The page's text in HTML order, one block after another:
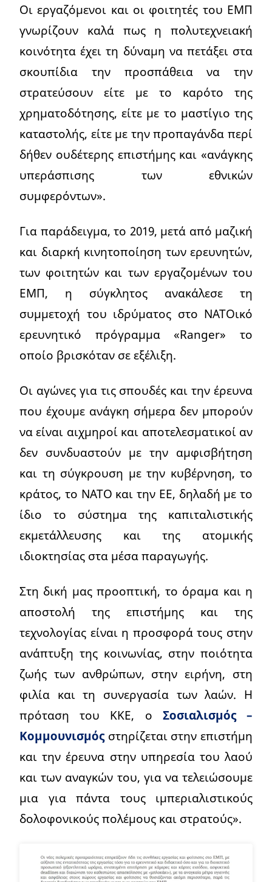
Οι εργαζόμενοι και οι φοιτητές του ΕΜΠ
γνωρίζουν καλά πως η πολυτεχνειακή
κοινότητα έχει τη δύναμη να πετάξει στα
σκουπίδια την προσπάθεια να την
στρατεύσουν είτε με το καρότο της
χρηματοδότησης, είτε με το μαστίγιο της
καταστολής, είτε με την προπαγάνδα περί
δήθεν ουδέτερης επιστήμης και «ανάγκης
υπεράσπισης των εθνικών
συμφερόντων».
Για παράδειγμα, το 2019, μετά από μαζική
και διαρκή κινητοποίηση των ερευνητών,
των φοιτητών και των εργαζομένων του
ΕΜΠ, η σύγκλητος ανακάλεσε τη
συμμετοχή του ιδρύματος στο ΝΑΤΟικό
ερευνητικό πρόγραμμα «Ranger» το
οποίο βρισκόταν σε εξέλιξη.
Οι αγώνες για τις σπουδές και την έρευνα
που έχουμε ανάγκη σήμερα δεν μπορούν
να είναι αιχμηροί και αποτελεσματικοί αν
δεν συνδυαστούν με την αμφισβήτηση
και τη σύγκρουση με την κυβέρνηση, το
κράτος, το ΝΑΤΟ και την ΕΕ, δηλαδή με το
ίδιο το σύστημα της καπιταλιστικής
εκμετάλλευσης και της ατομικής
ιδιοκτησίας στα μέσα παραγωγής.
Στη δική μας προοπτική, το όραμα και η
αποστολή της επιστήμης και της
τεχνολογίας είναι η προσφορά τους στην
ανάπτυξη της κοινωνίας, στην ποιότητα
ζωής των ανθρώπων, στην ειρήνη, στη
φιλία και τη συνεργασία των λαών. Η
πρόταση του ΚΚΕ, ο Σοσιαλισμός –
Κομμουνισμόςστηρίζεται στην επιστήμη
και την έρευνα στην υπηρεσία του λαού
και των αναγκών του, για να τελειώσουμε
μια για πάντα τους ιμπεριαλιστικούς
δολοφονικούς πολέμους και στρατούς».